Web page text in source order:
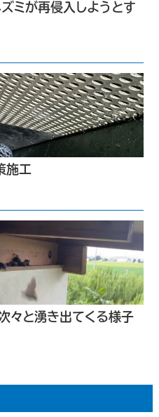
ズミが再侵入しようとす
施工
次々と湧き出てくる様子